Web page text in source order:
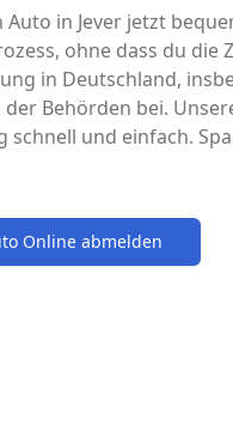
Auto in Jever jetzt
ohne dass du die
in Deutschland,
der Behörden bei.
schnell und einfach.
Online abmelden